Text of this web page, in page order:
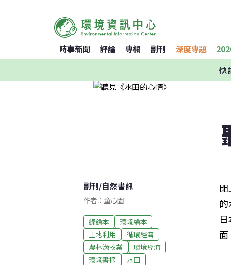
時事新聞 評論 專欄 副刊 深度專題
快
副刊/自然書訊
作者：童心園
綠繪本
環境繪本
土地利用
循環經濟
農林漁牧業
環境經濟
環境書摘
水田
閉
的
面